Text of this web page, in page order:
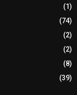
(1)
(74)
(2)
(2)
(8)
(39)